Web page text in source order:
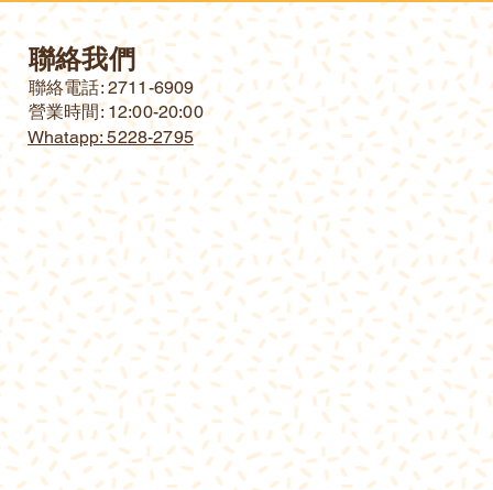
聯絡我們
​聯絡電話: 2711-6909
營業時間: 12:00-20:00
Whatapp: 5228-2795